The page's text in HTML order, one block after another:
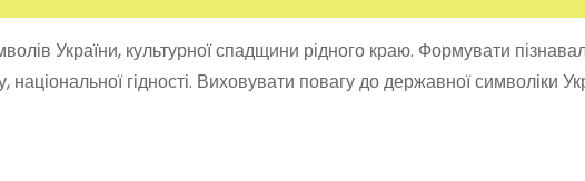
України, культурної спадщини рідного краю. Формувати
національної гідності. Ви­ховувати повагу до державної символіки